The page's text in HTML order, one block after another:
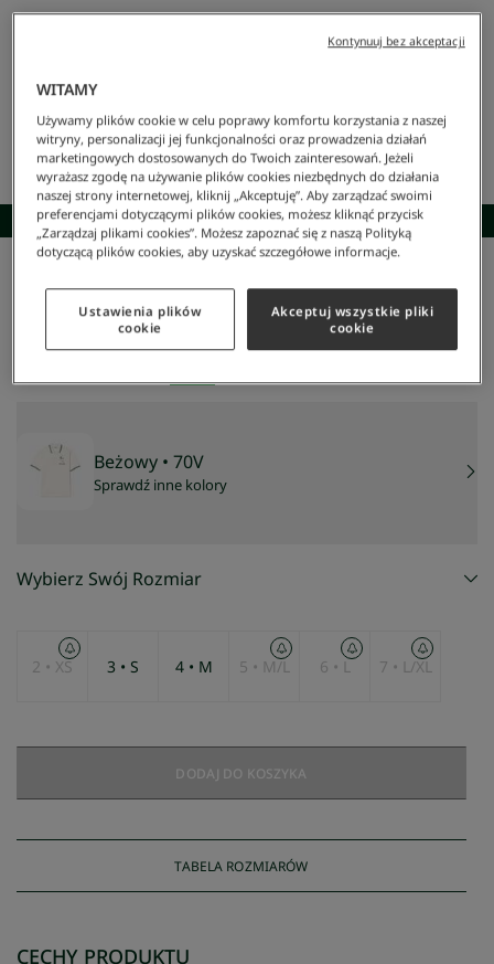
SKOMPLETUJ STYLIZACJĘ
Męska Koszulka Polo
NAJNIŻSZA CENA Z 30 DNI: 389 zł -16
%
Beżowy • 70V
Sprawdź inne kolory
Wybierz Swój Rozmiar
2 • XS 3 • S 4 • M 5 • M/L 6 • L 7 • L/XL
DODAJ DO KOSZYKA
TABELA ROZMIARÓW
CECHY PRODUKTU
WITAMY
Używamy plików cookie w celu poprawy komfortu korzystania z naszej
witryny, personalizacji jej funkcjonalności oraz prowadzenia działań
marketingowych dostosowanych do Twoich zainteresowań. Jeżeli
wyrażasz zgodę na używanie plików cookies niezbędnych do działania
naszej strony internetowej, kliknij „Akceptuję”. Aby zarządzać swoimi
preferencjami dotyczącymi plików cookies, możesz kliknąć przycisk
„Zarządzaj plikami cookies”. Możesz zapoznać się z naszą Polityką
dotyczącą plików cookies, aby uzyskać szczegółowe informacje.
Ustawienia plików
cookie
Akceptuj wszystkie pliki
cookie
Kontynuuj bez akceptacji